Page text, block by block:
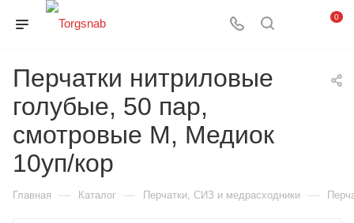
0
Перчатки нитриловые
голубые, 50 пар,
смотровые М, Медиок
10уп/кор
Главная — Каталог — Перчатки, СИЗ и медрасходники —